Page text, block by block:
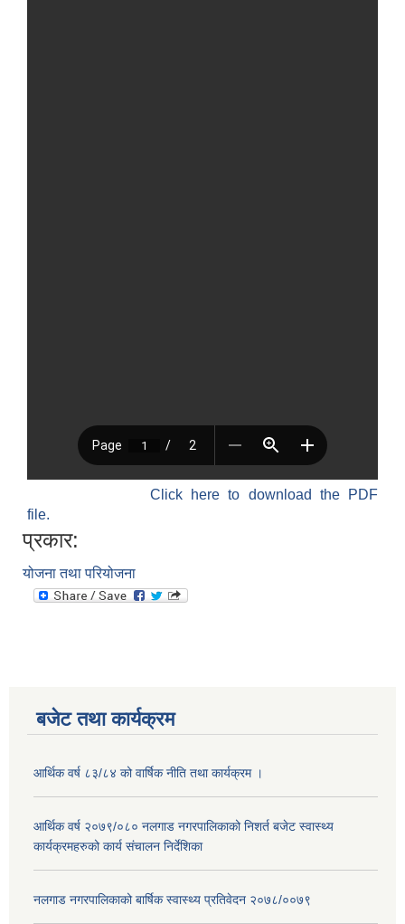
Click here to download the PDF
file.
प्रकार:
योजना तथा परियोजना
बजेट तथा कार्यक्रम
आर्थिक वर्ष ८३/८४ को वार्षिक नीति तथा कार्यक्रम ।
आर्थिक वर्ष २०७९/०८० नलगाड नगरपालिकाको निशर्त बजेट स्वास्थ्य
कार्यक्रमहरुको कार्य संचालन निर्देशिका
नलगाड नगरपालिकाको बार्षिक स्वास्थ्य प्रतिवेदन २०७८/००७९